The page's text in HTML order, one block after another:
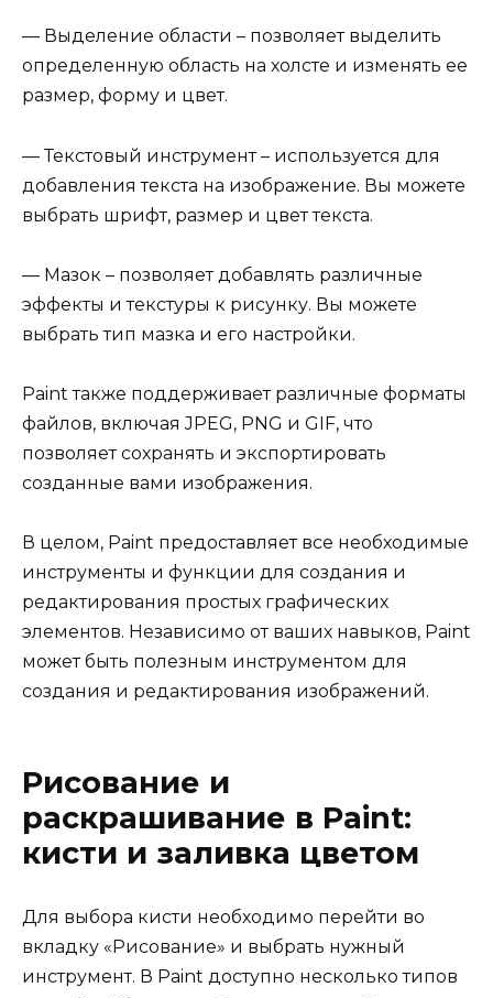
— Выделение области – позволяет выделить
определенную область на холсте и изменять ее
размер, форму и цвет.
— Текстовый инструмент – используется для
добавления текста на изображение. Вы можете
выбрать шрифт, размер и цвет текста.
— Мазок – позволяет добавлять различные
эффекты и текстуры к рисунку. Вы можете
выбрать тип мазка и его настройки.
Paint также поддерживает различные форматы
файлов, включая JPEG, PNG и GIF, что
позволяет сохранять и экспортировать
созданные вами изображения.
В целом, Paint предоставляет все необходимые
инструменты и функции для создания и
редактирования простых графических
элементов. Независимо от ваших навыков, Paint
может быть полезным инструментом для
создания и редактирования изображений.
Рисование и
раскрашивание в Paint:
кисти и заливка цветом
Для выбора кисти необходимо перейти во
вкладку «Рисование» и выбрать нужный
инструмент. В Paint доступно несколько типов